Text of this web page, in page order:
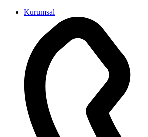
İçeriğeKurumsal